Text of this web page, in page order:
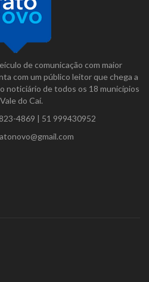
de comunicação com maior
com um público leitor que chega a
noticiário de todos os 18 municípios
do Caí.
4869 | 51 999430952